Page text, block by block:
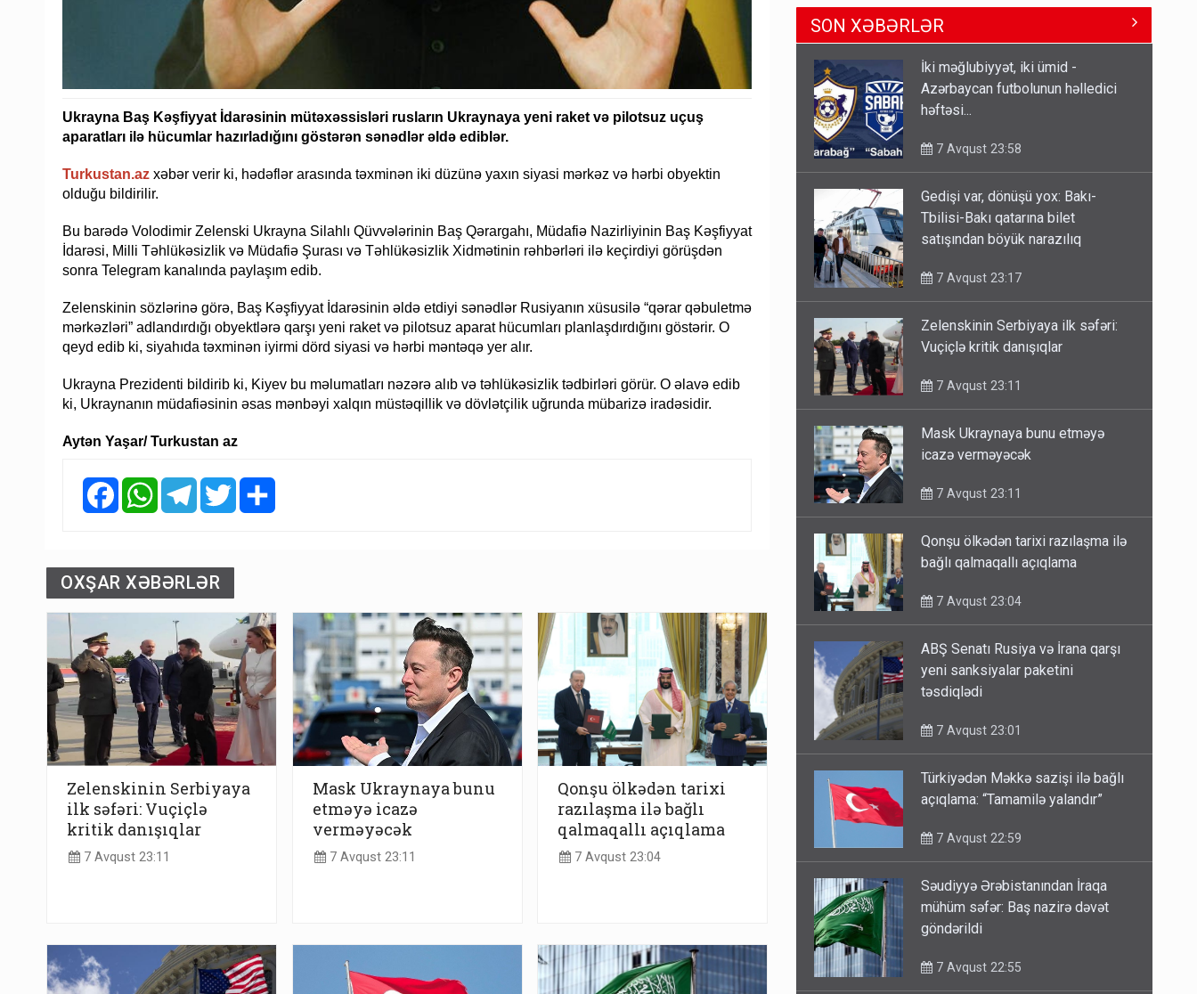
Ukrayna Baş Kəşfiyyat İdarəsinin mütəxəssisləri rusların Ukraynaya yeni raket və pilotsuz uçuş
aparatları ilə hücumlar hazırladığını göstərən sənədlər əldə ediblər.
Turkustan.az xəbər verir ki, hədəflər arasında təxminən iki düzünə yaxın siyasi mərkəz və hərbi obyektin
olduğu bildirilir.
Bu barədə Volodimir Zelenski Ukrayna Silahlı Qüvvələrinin Baş Qərargahı, Müdafiə Nazirliyinin Baş Kəşfiyyat
İdarəsi, Milli Təhlükəsizlik və Müdafiə Şurası və Təhlükəsizlik Xidmətinin rəhbərləri ilə keçirdiyi görüşdən
sonra Telegram kanalında paylaşım edib.
Zelenskinin sözlərinə görə, Baş Kəşfiyyat İdarəsinin əldə etdiyi sənədlər Rusiyanın xüsusilə “qərar qəbuletmə
mərkəzləri” adlandırdığı obyektlərə qarşı yeni raket və pilotsuz aparat hücumları planlaşdırdığını göstərir. O
qeyd edib ki, siyahıda təxminən iyirmi dörd siyasi və hərbi məntəqə yer alır.
Ukrayna Prezidenti bildirib ki, Kiyev bu məlumatları nəzərə alıb və təhlükəsizlik tədbirləri görür. O əlavə edib
ki, Ukraynanın müdafiəsinin əsas mənbəyi xalqın müstəqillik və dövlətçilik uğrunda mübarizə iradəsidir.
Aytən Yaşar/ Turkustan az
FacebookWhatsAppTelegramTwitter
OXŞAR XƏBƏRLƏR
Zelenskinin Serbiyaya
ilk səfəri: Vuçiçlə
kritik danışıqlar
7 Avqust 23:11
Mask Ukraynaya bunu
etməyə icazə
verməyəcək
7 Avqust 23:11
Qonşu ölkədən tarixi
razılaşma ilə bağlı
qalmaqallı açıqlama
7 Avqust 23:04
Gedişi var, dönüşü yox: Bakı-
Tbilisi-Bakı qatarına bilet
7 Avqust 23:17
Məhərrəmovun oğludur - DOSYE
Media və Yayım Şurasına əlavə
hüquq və vəzifələr verilib
SON XƏBƏRLƏR
İki məğlubiyyət, iki ümid -
Azərbaycan futbolunun həlledici
həftəsi...
7 Avqust 23:58
Gedişi var, dönüşü yox: Bakı-
Tbilisi-Bakı qatarına bilet
satışından böyük narazılıq
7 Avqust 23:17
Zelenskinin Serbiyaya ilk səfəri:
Vuçiçlə kritik danışıqlar
7 Avqust 23:11
Mask Ukraynaya bunu etməyə
icazə verməyəcək
7 Avqust 23:11
Qonşu ölkədən tarixi razılaşma ilə
bağlı qalmaqallı açıqlama
7 Avqust 23:04
ABŞ Senatı Rusiya və İrana qarşı
yeni sanksiyalar paketini
təsdiqlədi
7 Avqust 23:01
Türkiyədən Məkkə sazişi ilə bağlı
açıqlama: “Tamamilə yalandır”
7 Avqust 22:59
Səudiyyə Ərəbistanından İraqa
mühüm səfər: Baş nazirə dəvət
göndərildi
7 Avqust 22:55